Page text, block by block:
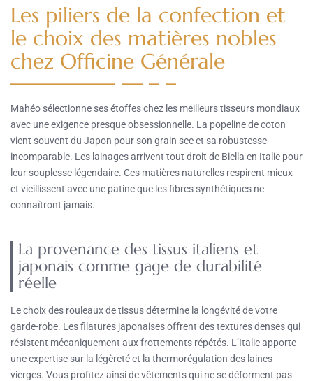
Les piliers de la confection et
le choix des matières nobles
chez Officine Générale
Mahéo sélectionne ses étoffes chez les meilleurs tisseurs mondiaux
avec une exigence presque obsessionnelle. La popeline de coton
vient souvent du Japon pour son grain sec et sa robustesse
incomparable. Les lainages arrivent tout droit de Biella en Italie pour
leur souplesse légendaire. Ces matières naturelles respirent mieux
et vieillissent avec une patine que les fibres synthétiques ne
connaîtront jamais.
La provenance des tissus italiens et
japonais comme gage de durabilité
réelle
Le choix des rouleaux de tissus détermine la longévité de votre
garde-robe. Les filatures japonaises offrent des textures denses qui
résistent mécaniquement aux frottements répétés. L’Italie apporte
une expertise sur la légèreté et la thermorégulation des laines
vierges. Vous profitez ainsi de vêtements qui ne se déforment pas